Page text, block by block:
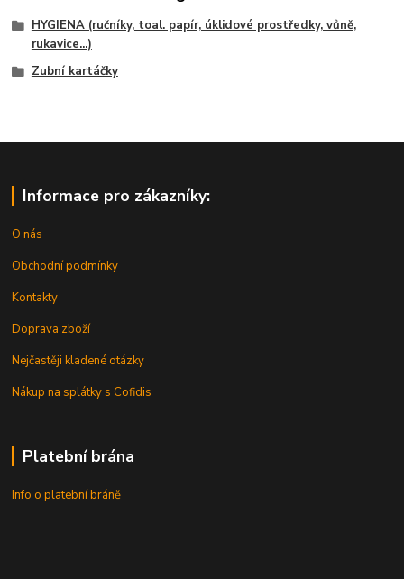
HYGIENA (ručníky, toal. papír, úklidové prostředky, vůně,
rukavice...)
Zubní kartáčky
Informace pro zákazníky:
O nás
Obchodní podmínky
Kontakty
Doprava zboží
Nejčastěji kladené otázky
Nákup na splátky s Cofidis
Platební brána
Info o platební bráně